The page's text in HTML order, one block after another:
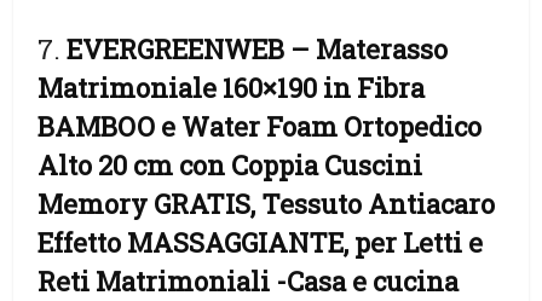
7.EVERGREENWEB – Materasso
Matrimoniale 160×190 in Fibra
BAMBOO e Water Foam Ortopedico
Alto 20 cm con Coppia Cuscini
Memory GRATIS, Tessuto Antiacaro
Effetto MASSAGGIANTE, per Letti e
Reti Matrimoniali -Casa e cucina